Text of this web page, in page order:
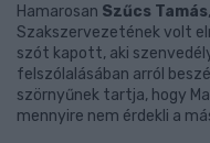
Hamarosan Szűcs Tamás
Szakszervezetének volt
szót kapott, aki
felszólalásában arról
szörnyűnek tartja, hogy
mennyire nem érdekli a